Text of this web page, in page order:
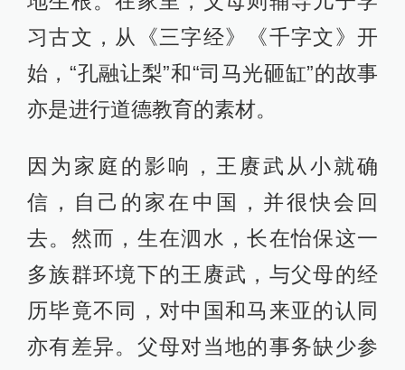
习古文，从《三字经》《千字文》开
始，“孔融让梨”和“司马光砸缸”的故事
亦是进行道德教育的素材。
因为家庭的影响，王赓武从小就确
信，自己的家在中国，并很快会回
去。然而，生在泗水，长在怡保这一
多族群环境下的王赓武，与父母的经
历毕竟不同，对中国和马来亚的认同
亦有差异。父母对当地的事务缺少参